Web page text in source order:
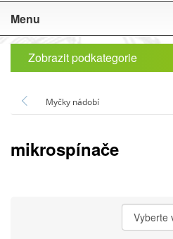
Menu
Zobrazit podkategorie
Myčky nádobí
mikrospínače